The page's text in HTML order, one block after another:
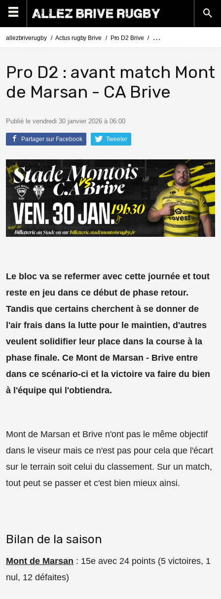
allezbriverugby Actus rugby Brive Pro D2 Brive Pro D2 : avant match
Pro D2 : avant match Mont
de Marsan - CA Brive
Publié le vendredi 30 janvier 2026 à 06:00
Partager sur Facebook Tweeter
Le bloc va se refermer avec cette journée et tout
reste en jeu dans ce début de phase retour.
Tandis que certains cherchent à se donner de
l'air frais dans la lutte pour le maintien, d'autres
veulent solidifier leur place dans la course à la
phase finale. Ce Mont de Marsan - Brive entre
dans ce scénario-ci et la victoire va faire du bien
à l'équipe qui l'obtiendra.
Mont de Marsan et Brive n'ont pas le même objectif
dans le viseur mais ce n'est pas pour cela que l'écart
sur le terrain soit celui du classement. Sur un match,
tout peut se passer et c'est bien mieux ainsi.
Bilan de la saison
Mont de Marsan : 15e avec 24 points (5 victoires, 1
nul, 12 défaites)